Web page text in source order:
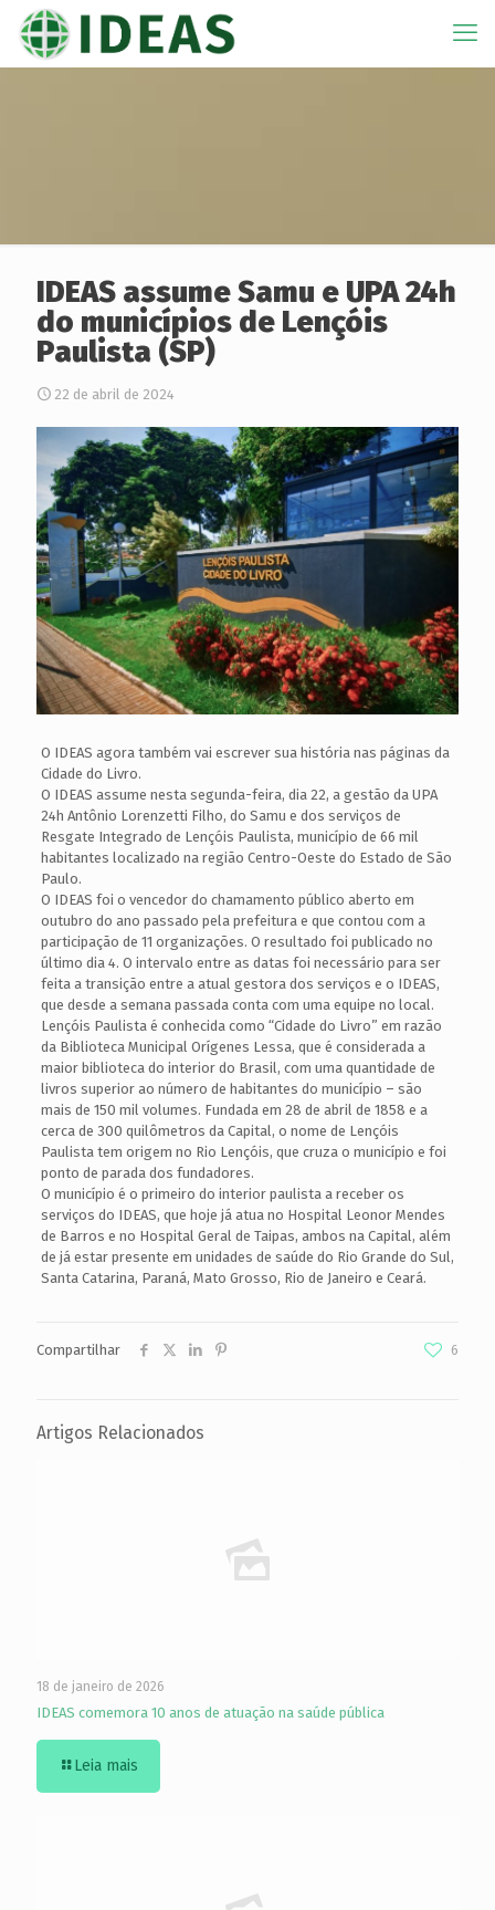
IDEAS assume Samu e UPA 24h
do municípios de Lençóis
Paulista (SP)
22 de abril de 2024
O IDEAS agora também vai escrever sua história nas páginas da
Cidade do Livro.
O IDEAS assume nesta segunda-feira, dia 22, a gestão da UPA
24h Antônio Lorenzetti Filho, do Samu e dos serviços de
Resgate Integrado de Lençóis Paulista, município de 66 mil
habitantes localizado na região Centro-Oeste do Estado de São
Paulo.
O IDEAS foi o vencedor do chamamento público aberto em
outubro do ano passado pela prefeitura e que contou com a
participação de 11 organizações. O resultado foi publicado no
último dia 4. O intervalo entre as datas foi necessário para ser
feita a transição entre a atual gestora dos serviços e o IDEAS,
que desde a semana passada conta com uma equipe no local.
Lençóis Paulista é conhecida como “Cidade do Livro” em razão
da Biblioteca Municipal Orígenes Lessa, que é considerada a
maior biblioteca do interior do Brasil, com uma quantidade de
livros superior ao número de habitantes do município – são
mais de 150 mil volumes. Fundada em 28 de abril de 1858 e a
cerca de 300 quilômetros da Capital, o nome de Lençóis
Paulista tem origem no Rio Lençóis, que cruza o município e foi
ponto de parada dos fundadores.
O município é o primeiro do interior paulista a receber os
serviços do IDEAS, que hoje já atua no Hospital Leonor Mendes
de Barros e no Hospital Geral de Taipas, ambos na Capital, além
de já estar presente em unidades de saúde do Rio Grande do Sul,
Santa Catarina, Paraná, Mato Grosso, Rio de Janeiro e Ceará.
Compartilhar 6
Artigos Relacionados
18 de janeiro de 2026
IDEAS comemora 10 anos de atuação na saúde pública
Leia mais